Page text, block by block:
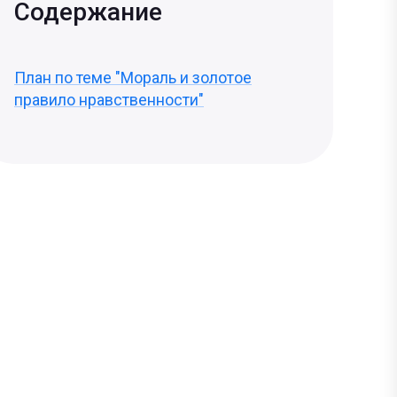
Содержание
План по теме "Мораль и золотое
правило нравственности"